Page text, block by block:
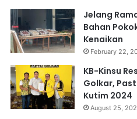
Jelang
Bahan
Kenaikan
February 22,
KB-Kinsu
Golkar,
Kutim 2024
August 25,